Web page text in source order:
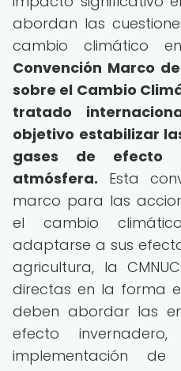
abordan las
cambio climático
Convención Marco
sobre el Cambio
tratado
objetivo estabilizar
gases de efecto
atmósfera. Esta
marco para las
el cambio
adaptarse a sus
agricultura, la
directas en la forma
deben abordar las
efecto
implementación